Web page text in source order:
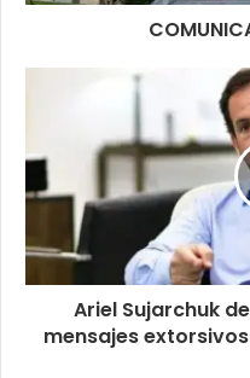
Ariel Sujarchuk
mensajes